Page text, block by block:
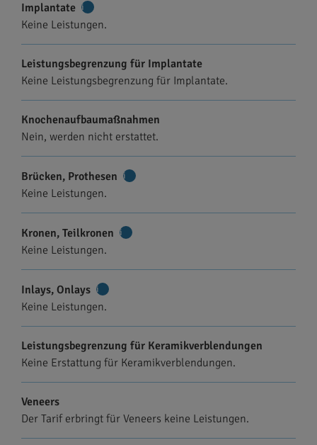
Implantate
Informationen
Keine Leistungen.
Leistungsbegrenzung für Implantate
Keine Leistungsbegrenzung für Implantate.
Knochenaufbaumaßnahmen
Nein, werden nicht erstattet.
Brücken, Prothesen
Keine Leistungen.
Kronen, Teilkronen
Keine Leistungen.
Inlays, Onlays
Informationen
Keine Leistungen.
Leistungsbegrenzung für Keramikverblendungen
Keine Erstattung für Keramikverblendungen.
Veneers
Der Tarif erbringt für Veneers keine Leistungen.